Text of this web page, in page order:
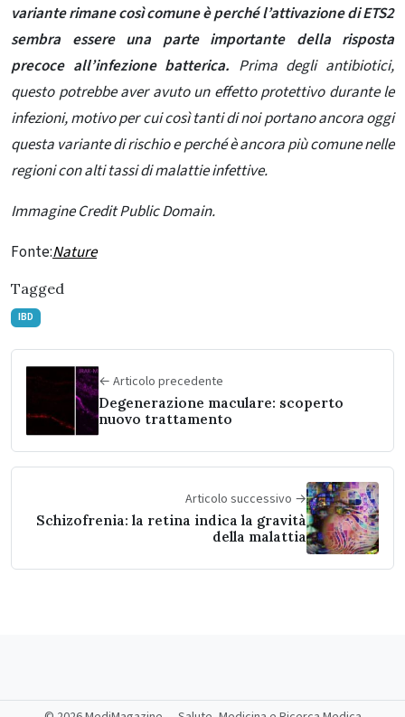
variante rimane così comune è perché l’attivazione di ETS2
sembra essere una parte importante della risposta
precoce all’infezione batterica. Prima degli antibiotici,
questo potrebbe aver avuto un effetto protettivo durante le
infezioni, motivo per cui così tanti di noi portano ancora oggi
questa variante di rischio e perché è ancora più comune nelle
regioni con alti tassi di malattie infettive.
Immagine Credit Public Domain.
Fonte:Nature
Tagged
IBD
← Articolo precedente
Degenerazione maculare: scoperto
nuovo trattamento
Articolo successivo →
Schizofrenia: la retina indica la gravità
della malattia